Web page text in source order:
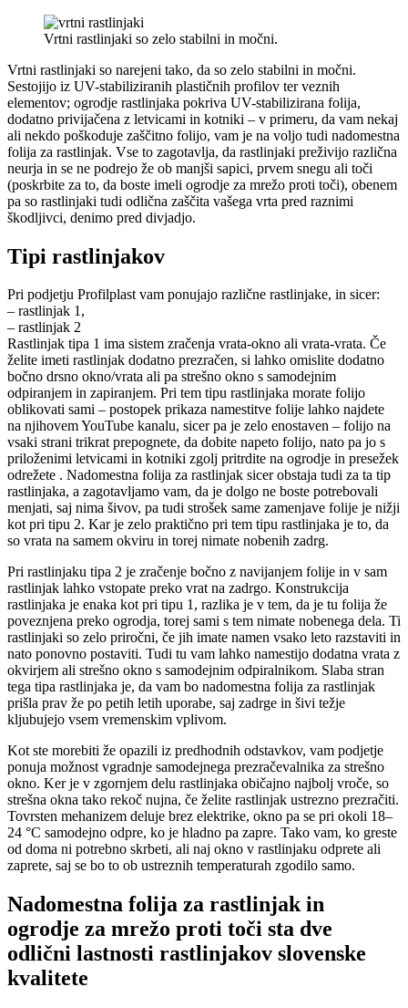
Vrtni rastlinjaki so zelo stabilni in močni.
Vrtni rastlinjaki so narejeni tako, da so zelo stabilni in močni.
Sestojijo iz UV-stabiliziranih plastičnih profilov ter veznih
elementov; ogrodje rastlinjaka pokriva UV-stabilizirana folija,
dodatno privijačena z letvicami in kotniki – v primeru, da vam nekaj
ali nekdo poškoduje zaščitno folijo, vam je na voljo tudi nadomestna
folija za rastlinjak. Vse to zagotavlja, da rastlinjaki preživijo različna
neurja in se ne podrejo že ob manjši sapici, prvem snegu ali toči
(poskrbite za to, da boste imeli ogrodje za mrežo proti toči), obenem
pa so rastlinjaki tudi odlična zaščita vašega vrta pred raznimi
škodljivci, denimo pred divjadjo.
Tipi rastlinjakov
Pri podjetju Profilplast vam ponujajo različne rastlinjake, in sicer:
– rastlinjak 1,
– rastlinjak 2
Rastlinjak tipa 1 ima sistem zračenja vrata-okno ali vrata-vrata. Če
želite imeti rastlinjak dodatno prezračen, si lahko omislite dodatno
bočno drsno okno/vrata ali pa strešno okno s samodejnim
odpiranjem in zapiranjem. Pri tem tipu rastlinjaka morate folijo
oblikovati sami – postopek prikaza namestitve folije lahko najdete
na njihovem YouTube kanalu, sicer pa je zelo enostaven – folijo na
vsaki strani trikrat prepognete, da dobite napeto folijo, nato pa jo s
priloženimi letvicami in kotniki zgolj pritrdite na ogrodje in presežek
odrežete . Nadomestna folija za rastlinjak sicer obstaja tudi za ta tip
rastlinjaka, a zagotavljamo vam, da je dolgo ne boste potrebovali
menjati, saj nima šivov, pa tudi strošek same zamenjave folije je nižji
kot pri tipu 2. Kar je zelo praktično pri tem tipu rastlinjaka je to, da
so vrata na samem okviru in torej nimate nobenih zadrg.
Pri rastlinjaku tipa 2 je zračenje bočno z navijanjem folije in v sam
rastlinjak lahko vstopate preko vrat na zadrgo. Konstrukcija
rastlinjaka je enaka kot pri tipu 1, razlika je v tem, da je tu folija že
poveznjena preko ogrodja, torej sami s tem nimate nobenega dela. Ti
rastlinjaki so zelo priročni, če jih imate namen vsako leto razstaviti in
nato ponovno postaviti. Tudi tu vam lahko namestijo dodatna vrata z
okvirjem ali strešno okno s samodejnim odpiralnikom. Slaba stran
tega tipa rastlinjaka je, da vam bo nadomestna folija za rastlinjak
prišla prav že po petih letih uporabe, saj zadrge in šivi težje
kljubujejo vsem vremenskim vplivom.
Kot ste morebiti že opazili iz predhodnih odstavkov, vam podjetje
ponuja možnost vgradnje samodejnega prezračevalnika za strešno
okno. Ker je v zgornjem delu rastlinjaka običajno najbolj vroče, so
strešna okna tako rekoč nujna, če želite rastlinjak ustrezno prezračiti.
Tovrsten mehanizem deluje brez elektrike, okno pa se pri okoli 18–
24 °C samodejno odpre, ko je hladno pa zapre. Tako vam, ko greste
od doma ni potrebno skrbeti, ali naj okno v rastlinjaku odprete ali
zaprete, saj se bo to ob ustreznih temperaturah zgodilo samo.
Nadomestna folija za rastlinjak in
ogrodje za mrežo proti toči sta dve
odlični lastnosti rastlinjakov slovenske
kvalitete